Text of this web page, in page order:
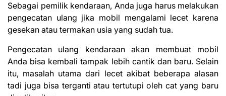
Sebagai pemilik kendaraan, Anda juga harus melakukan
pengecatan ulang jika mobil mengalami lecet karena
gesekan atau termakan usia yang sudah tua.
Pengecatan ulang kendaraan akan membuat mobil
Anda bisa kembali tampak lebih cantik dan baru. Selain
itu, masalah utama dari lecet akibat beberapa alasan
tadi juga bisa terganti atau tertutupi oleh cat yang baru